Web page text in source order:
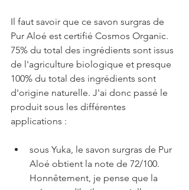
Il faut savoir que ce savon surgras de
Pur Aloé est certifié Cosmos Organic.
75% du total des ingrédients sont issus
de l'agriculture biologique et presque
100% du total des ingrédients sont
d'origine naturelle. J'ai donc passé le
produit sous les différentes
applications :
sous Yuka, le savon surgras de Pur
Aloé obtient la note de 72/100.
Honnêtement, je pense que la